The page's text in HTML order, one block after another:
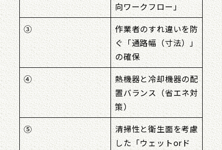
向ワークフロー」
③
作業者のすれ違いを防
ぐ「通路幅（寸法）」
の確保
④
熱機器と冷却機器の配
置バランス（省エネ対
策）
⑤
清掃性と衛生面を考慮
した「ウェットorド